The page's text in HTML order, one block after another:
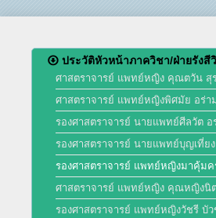
ภาควิชา/ฝ่ายรังสีวิ
ปรัชญา วิสัยทัศน์ พันธกิจ
พัฒนาการของภาควิชา
คณะกรรมการ
บุคลากร
การศึกษา
ประวัติหัวหน้าภาควิชา/ฝ่ายรังสี
ศาสตราจารย์ แพทย์หญิง คุณตวัน สุ
ศาสตราจารย์ แพทย์หญิงพิศมัย อร่า
รองศาสตราจารย์ นายแพทย์ศีลวัต อ
รองศาสตราจารย์ นายแพทย์บุญเที่ย
รองศาสตราจารย์ แพทย์หญิงมาคุ้มค
ศาสตราจารย์ แพทย์หญิง คุณหญิงนิต
รองศาสตราจารย์ แพทย์หญิงวัชรี บั